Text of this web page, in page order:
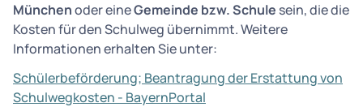
Münchenoder eineGemeinde bzw. Schule sein, die die
Kosten für den Schulweg übernimmt. Weitere
Informationen erhalten Sie unter:
Schülerbeförderung; Beantragung der Erstattung von
Schulwegkosten - BayernPortal